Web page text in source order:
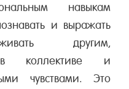
навыкам
и выражать
другим,
в коллективе и
чувствами. Это